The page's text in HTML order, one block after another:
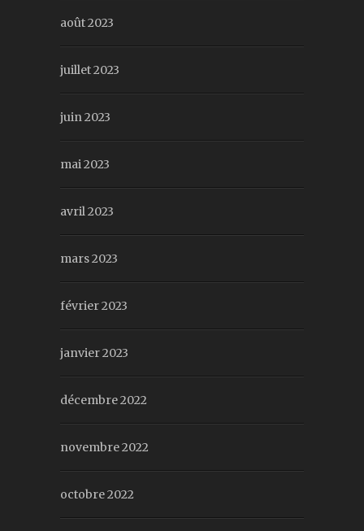
août 2023
juillet 2023
juin 2023
mai 2023
avril 2023
mars 2023
février 2023
janvier 2023
décembre 2022
novembre 2022
octobre 2022